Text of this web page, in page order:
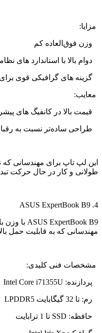
مزایا:
وزن فوق‌العاده کم
دوام بالا با استاندارد های
گزینه‌ های گرافیکی قوی
معایب:
قیمت بالا در کانفیگ‌ های
طراحی ساده‌تر نسبت به رقبا
این لپ تاپ برای مهندسانی که
طولانی و کار در حال حرکت
4.
ASUS ExpertBook B9
ASUS ExpertBook B9 با وزن باورنکردنی 0.88 کیلوگرم، سبک ترین لپ تاپ مهندسی در
مهندسانی که به قابلیت حمل
مشخصات فنی کلیدی:
پردازنده: Intel Core i71355U
رم: تا 32 گیگابایت LPDDR5
حافظه: SSD تا 1 ترابایت